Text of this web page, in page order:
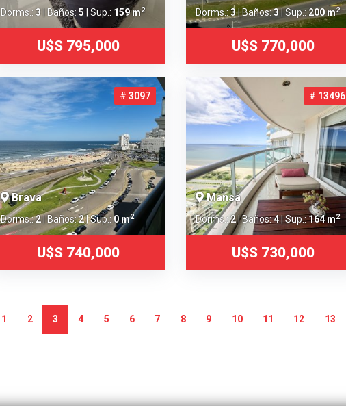
Dorms.: 3 | Baños: 5 | Sup.: 159 m2
U$S 795,000
Dorms.: 3| Baños:3| Sup.:200 m2
U$S 770,000
# 3097
Brava
Dorms.:2| Baños:2| Sup.: 0 m2
U$S 740,000
# 13496
Mansa
Dorms.:2| Baños:4| Sup.:164 m2
U$S 730,000
1 2 3 4 5 6 7 8 9 10 11 12 13